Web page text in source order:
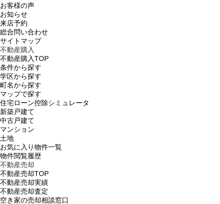
お客様の声
お知らせ
来店予約
総合問い合わせ
サイトマップ
不動産購入
不動産購入TOP
条件から探す
学区から探す
町名から探す
マップで探す
住宅ローン控除シミュレータ
新築戸建て
中古戸建て
マンション
土地
お気に入り物件一覧
物件閲覧履歴
不動産売却
不動産売却TOP
不動産売却実績
不動産売却査定
空き家の売却相談窓口